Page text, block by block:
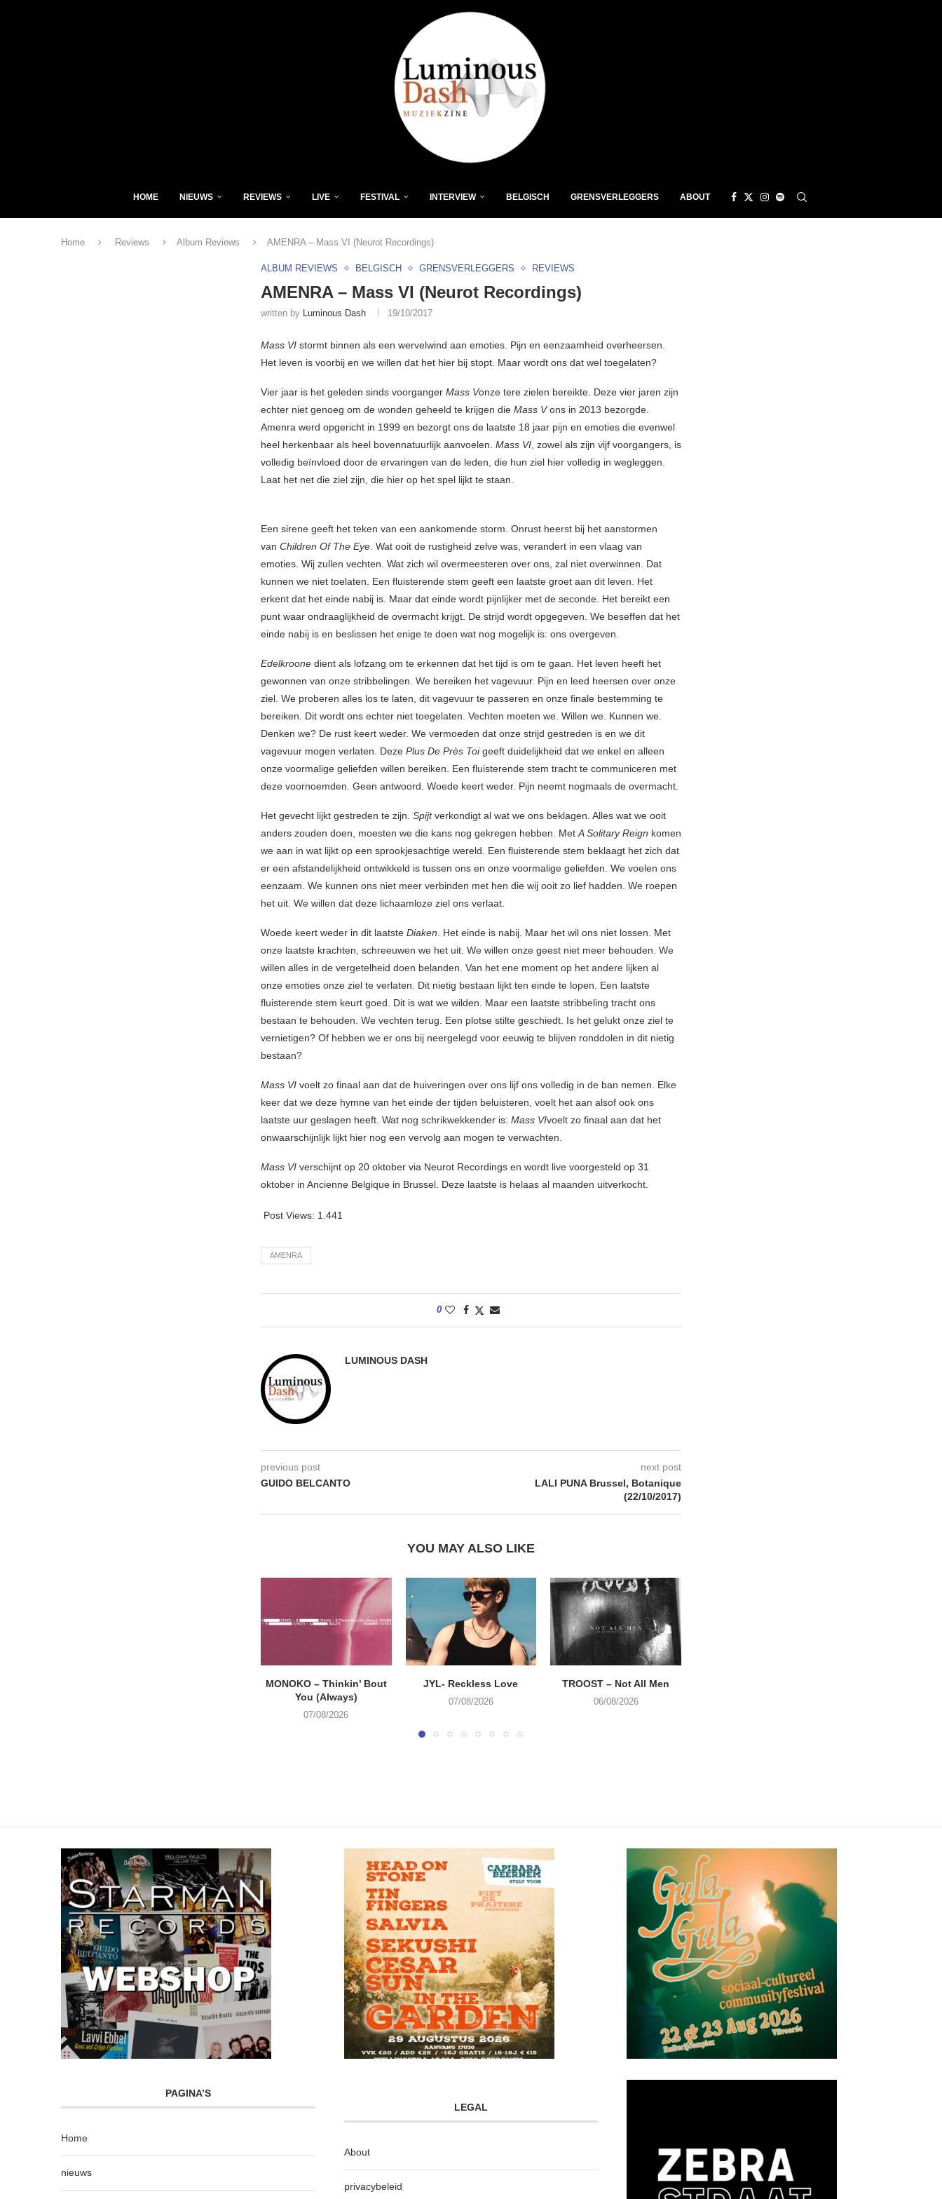
HOME NIEUWS REVIEWS LIVE FESTIVAL INTERVIEW BELGISCH GRENSVERLEGGERS ABOUT
Home Reviews Album Reviews AMENRA – Mass VI (Neurot Recordings)
ALBUM REVIEWS BELGISCH GRENSVERLEGGERS REVIEWS
AMENRA – Mass VI (Neurot Recordings)
written by Luminous Dash 19/10/2017
Mass VI stormt binnen als een wervelwind aan emoties. Pijn en eenzaamheid overheersen.
Het leven is voorbij en we willen dat het hier bij stopt. Maar wordt ons dat wel toegelaten?
Vier jaar is het geleden sinds voorganger Mass Vonze tere zielen bereikte. Deze vier jaren zijn
echter niet genoeg om de wonden geheeld te krijgen die Mass Vons in 2013 bezorgde.
Amenra werd opgericht in 1999 en bezorgt ons de laatste 18 jaar pijn en emoties die evenwel
heel herkenbaar als heel bovennatuurlijk aanvoelen. Mass VI, zowel als zijn vijf voorgangers, is
volledig beïnvloed door de ervaringen van de leden, die hun ziel hier volledig in wegleggen.
Laat het net die ziel zijn, die hier op het spel lijkt te staan.
Een sirene geeft het teken van een aankomende storm. Onrust heerst bij het aanstormen
van Children Of The Eye. Wat ooit de rustigheid zelve was, verandert in een vlaag van
emoties. Wij zullen vechten. Wat zich wil overmeesteren over ons, zal niet overwinnen. Dat
kunnen we niet toelaten. Een fluisterende stem geeft een laatste groet aan dit leven. Het
erkent dat het einde nabij is. Maar dat einde wordt pijnlijker met de seconde. Het bereikt een
punt waar ondraaglijkheid de overmacht krijgt. De strijd wordt opgegeven. We beseffen dat het
einde nabij is en beslissen het enige te doen wat nog mogelijk is: ons overgeven.
Edelkroone dient als lofzang om te erkennen dat het tijd is om te gaan. Het leven heeft het
gewonnen van onze stribbelingen. We bereiken het vagevuur. Pijn en leed heersen over onze
ziel. We proberen alles los te laten, dit vagevuur te passeren en onze finale bestemming te
bereiken. Dit wordt ons echter niet toegelaten. Vechten moeten we. Willen we. Kunnen we.
Denken we? De rust keert weder. We vermoeden dat onze strijd gestreden is en we dit
vagevuur mogen verlaten. Deze Plus De Près Toigeeft duidelijkheid dat we enkel en alleen
onze voormalige geliefden willen bereiken. Een fluisterende stem tracht te communiceren met
deze voornoemden. Geen antwoord. Woede keert weder. Pijn neemt nogmaals de overmacht.
Het gevecht lijkt gestreden te zijn. Spijtverkondigt al wat we ons beklagen. Alles wat we ooit
anders zouden doen, moesten we die kans nog gekregen hebben. MetA Solitary Reign komen
we aan in wat lijkt op een sprookjesachtige wereld. Een fluisterende stem beklaagt het zich dat
er een afstandelijkheid ontwikkeld is tussen ons en onze voormalige geliefden. We voelen ons
eenzaam. We kunnen ons niet meer verbinden met hen die wij ooit zo lief hadden. We roepen
het uit. We willen dat deze lichaamloze ziel ons verlaat.
Woede keert weder in dit laatste Diaken. Het einde is nabij. Maar het wil ons niet lossen. Met
onze laatste krachten, schreeuwen we het uit. We willen onze geest niet meer behouden. We
willen alles in de vergetelheid doen belanden. Van het ene moment op het andere lijken al
onze emoties onze ziel te verlaten. Dit nietig bestaan lijkt ten einde te lopen. Een laatste
fluisterende stem keurt goed. Dit is wat we wilden. Maar een laatste stribbeling tracht ons
bestaan te behouden. We vechten terug. Een plotse stilte geschiedt. Is het gelukt onze ziel te
vernietigen? Of hebben we er ons bij neergelegd voor eeuwig te blijven ronddolen in dit nietig
bestaan?
Mass VI voelt zo finaal aan dat de huiveringen over ons lijf ons volledig in de ban nemen. Elke
keer dat we deze hymne van het einde der tijden beluisteren, voelt het aan alsof ook ons
laatste uur geslagen heeft. Wat nog schrikwekkender is: Mass VIvoelt zo finaal aan dat het
onwaarschijnlijk lijkt hier nog een vervolg aan mogen te verwachten.
Mass VI verschijnt op 20 oktober via Neurot Recordings en wordt live voorgesteld op 31
oktober in Ancienne Belgique in Brussel. Deze laatste is helaas al maanden uitverkocht.
Post Views: 1.441
AMENRA
0
LUMINOUS DASH
previous post
GUIDO BELCANTO
next post
LALI PUNA Brussel, Botanique
(22/10/2017)
YOU MAY ALSO LIKE
MONOKO – Thinkin’ Bout
You (Always)
07/08/2026
JYL- Reckless Love
07/08/2026
TROOST – Not All Men
06/08/2026
PAGINA’S
Home
nieuws
LEGAL
About
privacybeleid